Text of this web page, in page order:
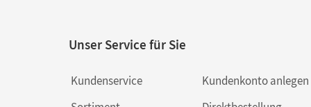
Unser Service für Sie
Kundenservice
Kundenkonto anlegen